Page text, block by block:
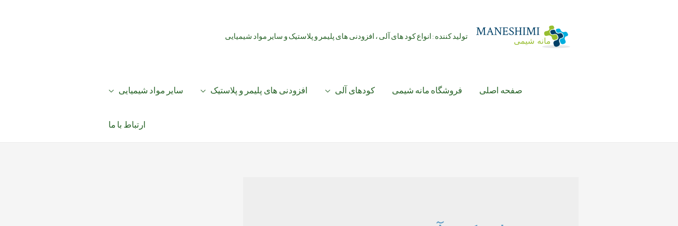
تولید کننده : انواع کود های آلی ، افزودنی های پلیمر و پلاستیک و سایر مواد شیمیایی
صفحه اصلی فروشگاه مانه شیمی کودهای آلی افزودنی های پلیمر و پلاستیک سایر مواد شیمیایی
ارتباط با ما